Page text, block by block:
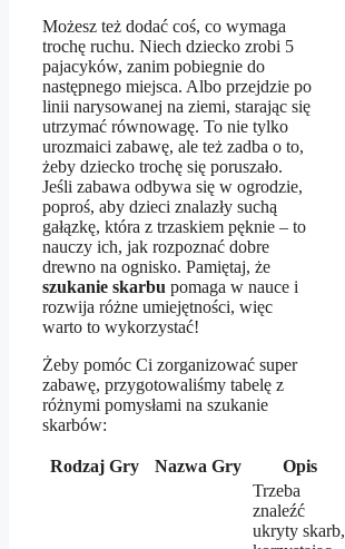
Możesz też dodać coś, co wymaga
trochę ruchu. Niech dziecko zrobi 5
pajacyków, zanim pobiegnie do
następnego miejsca. Albo przejdzie po
linii narysowanej na ziemi, starając się
utrzymać równowagę. To nie tylko
urozmaici zabawę, ale też zadba o to,
żeby dziecko trochę się poruszało.
Jeśli zabawa odbywa się w ogrodzie,
poproś, aby dzieci znalazły suchą
gałązkę, która z trzaskiem pęknie – to
nauczy ich, jak rozpoznać dobre
drewno na ognisko. Pamiętaj, że
szukanie skarbu pomaga w nauce i
rozwija różne umiejętności, więc
warto to wykorzystać!
Żeby pomóc Ci zorganizować super
zabawę, przygotowaliśmy tabelę z
różnymi pomysłami na szukanie
skarbów:
Rodzaj Gry Nazwa Gry Opis
Trzeba
znaleźć
ukryty skarb,